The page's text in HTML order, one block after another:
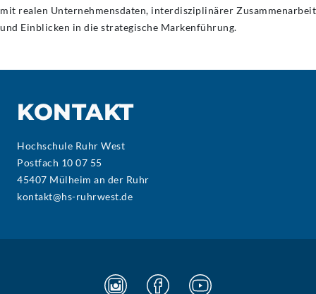
mit realen Unternehmensdaten, interdisziplinärer Zusammenarbeit
und Einblicken in die strategische Markenführung.
KONTAKT
Hochschule Ruhr West
Postfach 10 07 55
45407 Mülheim an der Ruhr
kontakt@hs-ruhrwest.de